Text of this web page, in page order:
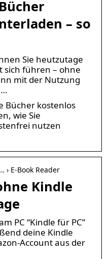
– so
Sie heutzutage
sich führen – ohne
mit der Nutzung
…
Bücher kostenlos
wie Sie
nutzen
E-Book Reader
Kindle
PC “Kindle für PC”
deine Kindle
Account aus der